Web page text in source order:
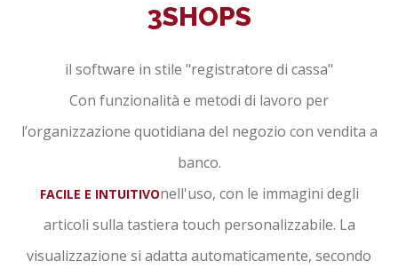
3SHOPS
il software in stile "registratore di cassa"
Con funzionalità e metodi di lavoro per
l’organizzazione quotidiana del negozio con vendita a
banco.
FACILE E INTUITIVOnell'uso, con le immagini degli
articoli sulla tastiera touch personalizzabile. La
visualizzazione si adatta automaticamente, secondo